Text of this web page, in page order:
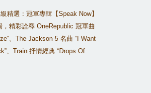
精選：冠軍專輯【Speak Now】
，精彩詮釋OneRepublic 冠軍曲
、 The Jackson 5 名曲 “I Want
、 Train 抒情經典“Drops Of